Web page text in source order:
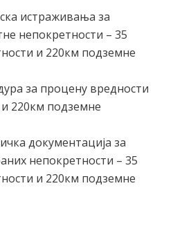
истраживања за
непокретности – 35
и 220км подземне
за процену вредности
220км подземне
документација за
непокретности – 35
и 220км подземне